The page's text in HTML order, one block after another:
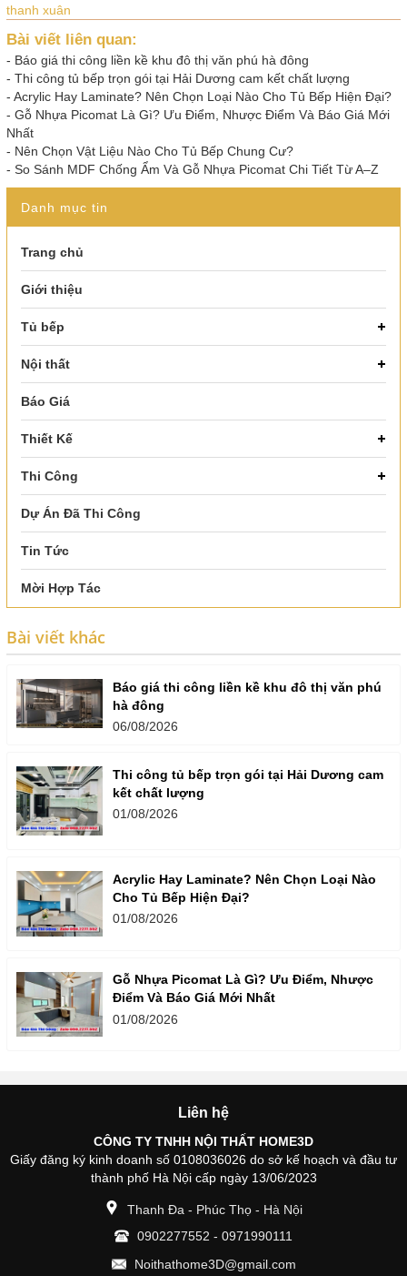
thanh xuân
Bài viết liên quan:
- Báo giá thi công liền kề khu đô thị văn phú hà đông
- Thi công tủ bếp trọn gói tại Hải Dương cam kết chất lượng
- Acrylic Hay Laminate? Nên Chọn Loại Nào Cho Tủ Bếp Hiện Đại?
- Gỗ Nhựa Picomat Là Gì? Ưu Điểm, Nhược Điểm Và Báo Giá Mới
Nhất
- Nên Chọn Vật Liệu Nào Cho Tủ Bếp Chung Cư?
- So Sánh MDF Chống Ẩm Và Gỗ Nhựa Picomat Chi Tiết Từ A–Z
Danh mục tin
Trang chủ
Giới thiệu
Tủ bếp
Nội thất
Báo Giá
Thiết Kế
Thi Công
Dự Án Đã Thi Công
Tin Tức
Mời Hợp Tác
Bài viết khác
Báo giá thi công liền kề khu đô thị văn phú
hà đông
06/08/2026
Thi công tủ bếp trọn gói tại Hải Dương cam
kết chất lượng
01/08/2026
Acrylic Hay Laminate? Nên Chọn Loại Nào
Cho Tủ Bếp Hiện Đại?
01/08/2026
Gỗ Nhựa Picomat Là Gì? Ưu Điểm, Nhược
Điểm Và Báo Giá Mới Nhất
01/08/2026
Liên hệ
CÔNG TY TNHH NỘI THẤT HOME3D
Giấy đăng ký kinh doanh số 0108036026 do sở kế hoạch và đầu tư
thành phố Hà Nội cấp ngày 13/06/2023
Thanh Đa - Phúc Thọ - Hà Nội
0902277552 - 0971990111
Noithathome3D@gmail.com